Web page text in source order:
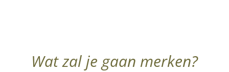
Wat zal je gaan merken?